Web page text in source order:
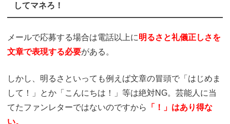
してマネろ！
メールで応募する場合は電話以上に明るさと礼儀正しさを
文章で表現する必要がある。
しかし、明るさといっても例えば文章の冒頭で「はじめま
して！」とか「こんにちは！」等は絶対NG。芸能人に当
てたファンレターではないのですから
「！」はあり得な
い。